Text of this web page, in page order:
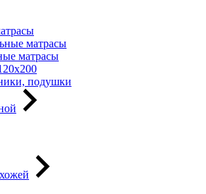
матрасы
матрасы
подушки